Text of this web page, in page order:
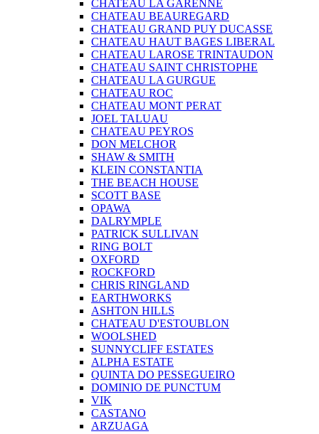
CHATEAU LA GARENNE
CHATEAU BEAUREGARD
CHATEAU GRAND PUY DUCASSE
CHATEAU HAUT BAGES LIBERAL
CHATEAU LAROSE TRINTAUDON
CHATEAU SAINT CHRISTOPHE
CHATEAU LA GURGUE
CHATEAU ROC
CHATEAU MONT PERAT
JOEL TALUAU
CHATEAU PEYROS
DON MELCHOR
SHAW & SMITH
KLEIN CONSTANTIA
THE BEACH HOUSE
SCOTT BASE
OPAWA
DALRYMPLE
PATRICK SULLIVAN
RING BOLT
OXFORD
ROCKFORD
CHRIS RINGLAND
EARTHWORKS
ASHTON HILLS
CHATEAU D'ESTOUBLON
WOOLSHED
SUNNYCLIFF ESTATES
ALPHA ESTATE
QUINTA DO PESSEGUEIRO
DOMINIO DE PUNCTUM
VIK
CASTANO
ARZUAGA